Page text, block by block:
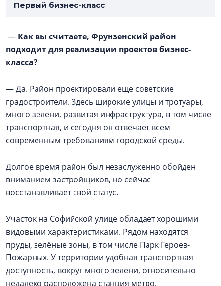
Первый бизнес-класс
— Как вы считаете, Фрунзенский район
подходит для реализации проектов бизнес-
класса?
— Да. Район проектировали еще советские
градостроители. Здесь широкие улицы и тротуары,
много зелени, развитая инфраструктура, в том числе
транспортная, и сегодня он отвечает всем
современным требованиям городской среды.
Долгое время район был незаслуженно обойден
вниманием застройщиков, но сейчас
восстанавливает свой статус.
Участок на Софийской улице обладает хорошими
видовыми характеристиками. Рядом находятся
пруды, зелёные зоны, в том числе Парк Героев-
Пожарных. У территории удобная транспортная
доступность, вокруг много зелени, относительно
недалеко расположена станция метро.